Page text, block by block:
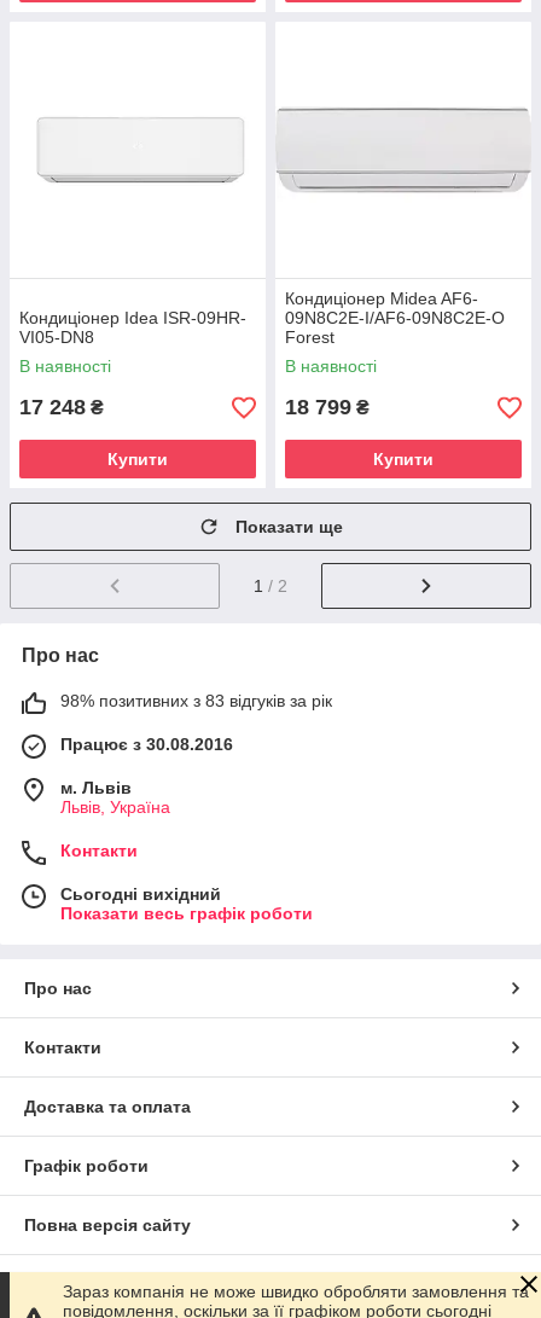
Кондиціонер Idea ISR-09HR-
VI05-DN8
В наявності
17 248 ₴
Купити
Кондиціонер Midea AF6-
09N8C2E-I/AF6-09N8C2E-O
Forest
В наявності
18 799 ₴
Купити
Показати ще
1 / 2
Про нас
98% позитивних з 83 відгуків за рік
Працює з 30.08.2016
м. Львів
Львів, Україна
Контакти
Сьогодні вихідний
Показати весь графік роботи
Про нас
Контакти
Доставка та оплата
Графік роботи
Повна версія сайту
Сайт створено на маркетплейсі Prom.ua
Зараз компанія не може швидко обробляти замовлення та
повідомлення, оскільки за її графіком роботи сьогодні